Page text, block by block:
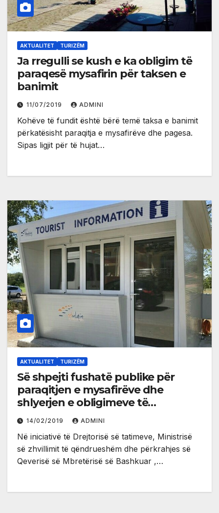
AKTUALITET TURIZËM
Ja rregulli se kush e ka obligim të
paraqesë mysafirin për taksen e
banimit
11/07/2019 ADMINI
Kohëve të fundit është bërë temë taksa e banimit
përkatësisht paraqitja e mysafirëve dhe pagesa.
Sipas ligjit për të hujat…
AKTUALITET TURIZËM
Së shpejti fushatë publike për
paraqitjen e mysafirëve dhe
shlyerjen e obligimeve të
qytetarëve
14/02/2019 ADMINI
Në iniciativë të Drejtorisë së tatimeve, Ministrisë
së zhvillimit të qëndrueshëm dhe përkrahjes së
Qeverisë së Mbretërisë së Bashkuar ,…